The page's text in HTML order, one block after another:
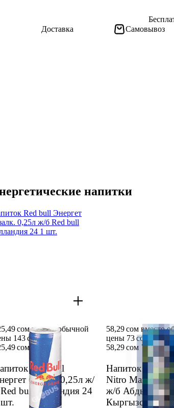
Доставка Самовывоз
напитки
Red bull Энергет
0,25л ж/б Red bull
24 1 шт.
Red bull
безалк. 0,25л ж/
bull Голлан­дия 24
сом вместо обычной
143 сом
сом 143 сом
Напиток
Nitro Max
ж/б Абдыш Ата
Кыргыз­стан 81
58,29 сом вместо
цены 73 сом
58,29 сом 73 сом